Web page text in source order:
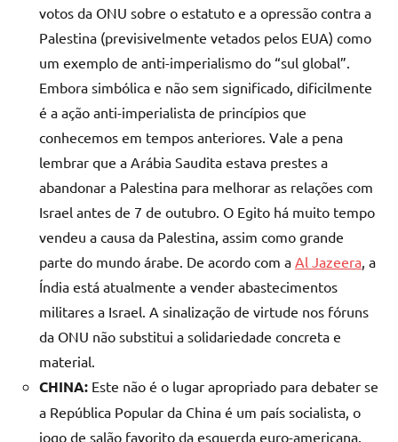
votos da ONU sobre o estatuto e a opressão contra a
Palestina (previsivelmente vetados pelos EUA) como
um exemplo de anti-imperialismo do “sul global”.
Embora simbólica e não sem significado, dificilmente
é a ação anti-imperialista de princípios que
conhecemos em tempos anteriores. Vale a pena
lembrar que a Arábia Saudita estava prestes a
abandonar a Palestina para melhorar as relações com
Israel antes de 7 de outubro. O Egito há muito tempo
vendeu a causa da Palestina, assim como grande
parte do mundo árabe. De acordo com a Al Jazeera , a
Índia está atualmente a vender abastecimentos
militares a Israel. A sinalização de virtude nos fóruns
da ONU não substitui a solidariedade concreta e
material.
CHINA: Este não é o lugar apropriado para debater se
a República Popular da China é um país socialista, o
jogo de salão favorito da esquerda euro-americana.